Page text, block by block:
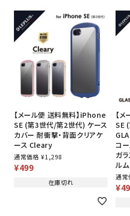
【メール便 送料無料】iPhone
SE (第3世代/第2世代) ケース
カバー 耐衝撃・背面クリアケ
ース Cleary
通常価格 ¥1,298
¥499
在庫切れ
【
SE
コ
ガ
ルム
通常
¥